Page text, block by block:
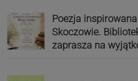
Poezja
Skoczowie.
zaprasza na